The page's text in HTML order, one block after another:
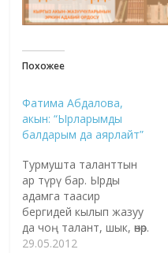
Похожее
Фатима Абдалова,
акын: “Ырларымды
балдарым да аярлайт”
Турмушта таланттын
ар түрү бар. Ырды
адамга таасир
бергидей кылып жазуу
да чоң талант, шык, өнөр.
Ошол өнөр кай бирлердин
29.05.2012